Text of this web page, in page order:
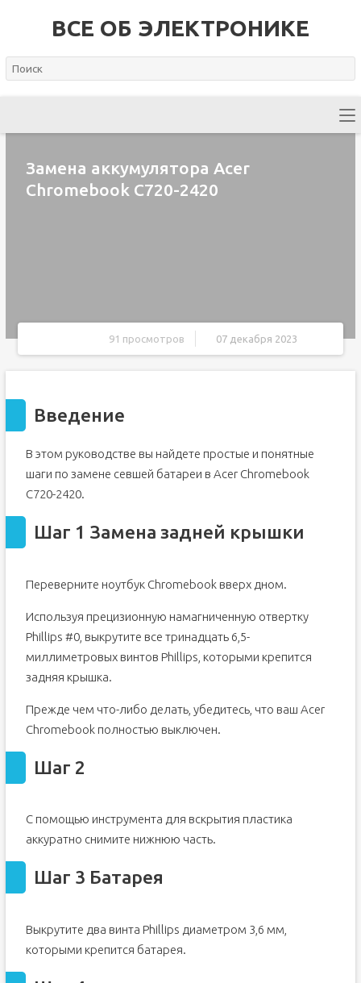
ВСЕ ОБ ЭЛЕКТРОНИКЕ
Замена аккумулятора Acer
Chromebook C720-2420
91 просмотров 07 декабря 2023
Введение
В этом руководстве вы найдете простые и понятные
шаги по замене севшей батареи в Acer Chromebook
C720-2420.
Шаг 1 Замена задней крышки
Переверните ноутбук Chromebook вверх дном.
Используя прецизионную намагниченную отвертку
Phillips #0, выкрутите все тринадцать 6,5-
миллиметровых винтов Phillips, которыми крепится
задняя крышка.
Прежде чем что-либо делать, убедитесь, что ваш Acer
Chromebook полностью выключен.
Шаг 2
С помощью инструмента для вскрытия пластика
аккуратно снимите нижнюю часть.
Шаг 3 Батарея
Выкрутите два винта Phillips диаметром 3,6 мм,
которыми крепится батарея.